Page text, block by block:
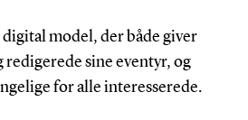
model, der både giver
sine eventyr, og
for alle interesserede.